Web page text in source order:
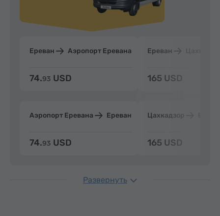
Ереван Аэропорт Еревана
74.93 USD
Аэропорт Еревана Ереван
74.93 USD
Ереван
165 USD
Цахкадзор
165 USD
Развернуть